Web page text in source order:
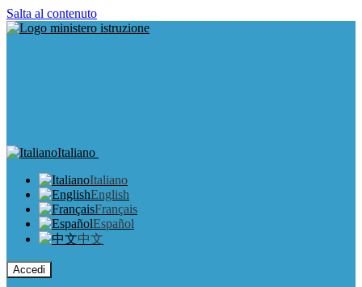
Salta al contenuto
Italiano
Italiano
English
Français
Español
中文
Accedi